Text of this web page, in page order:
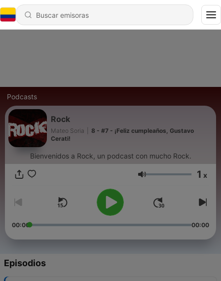
Podcasts
Rock
Mateo Soria
8 - #7 - ¡Feliz cumpleaños, Gustavo
Cerati!
Bienvenidos a Rock, un podcast con mucho Rock.
Volumen 1 x
00:00 00:00
Episodios